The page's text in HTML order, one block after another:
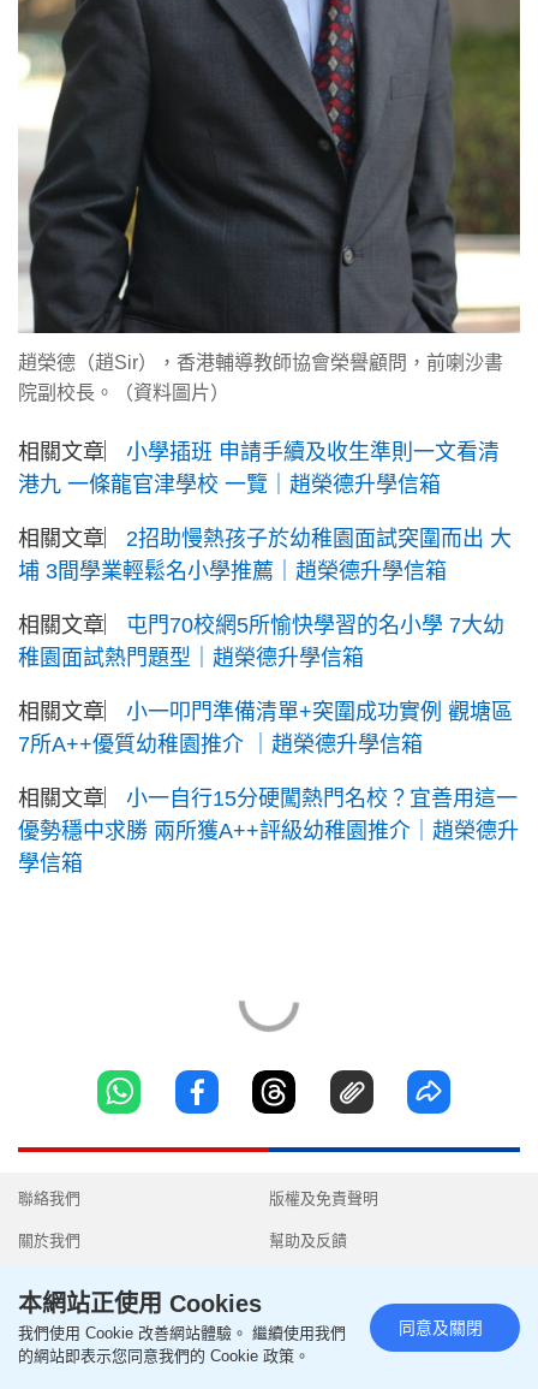
趙榮德（趙Sir），香港輔導教師協會榮譽顧問，前喇沙書
院副校長。（資料圖片）
相關文章︳ 小學插班 申請手續及收生準則一文看清
港九 一條龍官津學校 一覽｜趙榮德升學信箱
相關文章︳ 2招助慢熱孩子於幼稚園面試突圍而出 大
埔 3間學業輕鬆名小學推薦｜趙榮德升學信箱
相關文章︳ 屯門70校網5所愉快學習的名小學 7大幼
稚園面試熱門題型｜趙榮德升學信箱
相關文章︳ 小一叩門準備清單+突圍成功實例 觀塘區
7所A++優質幼稚園推介 ｜趙榮德升學信箱
相關文章︳ 小一自行15分硬闖熱門名校？宜善用這一
優勢穩中求勝 兩所獲A++評級幼稚園推介｜趙榮德升
學信箱
聯絡我們
關於我們
使用條款
版權及免責聲明
幫助及反饋
無障礙網頁
本網站正使用 Cookies
我們使用 Cookie 改善網站體驗。 繼續使用我們
的網站即表示您同意我們的 Cookie 政策。
同意及關閉